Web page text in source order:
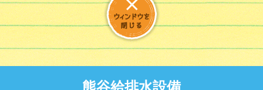
熊谷給排水設備